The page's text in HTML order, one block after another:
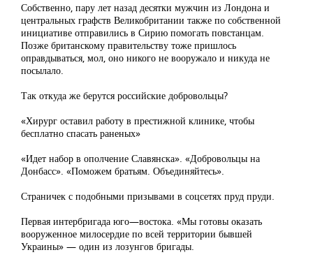
Собственно, пару лет назад десятки мужчин из Лондона и
центральных графств Великобритании также по собственной
инициативе отправились в Сирию помогать повстанцам.
Позже британскому правительству тоже пришлось
оправдываться, мол, оно никого не вооружало и никуда не
посылало.
Так откуда же берутся российские добровольцы?
«Хирург оставил работу в престижной клинике, чтобы
бесплатно спасать раненых»
«Идет набор в ополчение Славянска». «Добровольцы на
Донбасс». «Поможем братьям. Объединяйтесь».
Страничек с подобными призывами в соцсетях пруд пруди.
Первая интербригада юго—востока. «Мы готовы оказать
вооруженное милосердие по всей территории бывшей
Украины» — один из лозунгов бригады.